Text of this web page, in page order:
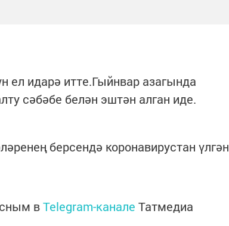
ел идарә итте.Гыйнвар азагында
сәбәбе белән эштән алган иде.
берсендә коронавирустан үлгән
вTelegram-канале Татмедиа